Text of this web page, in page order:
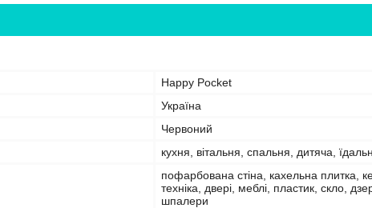
Happy Pocket
Україна
Червоний
кухня, вітальня, спальня, дитяча,
пофарбована стіна, кахельна плитка,
техніка, двері, меблі, пластик, скло,
шпалери